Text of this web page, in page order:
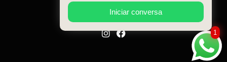
1
Iniciar conversa